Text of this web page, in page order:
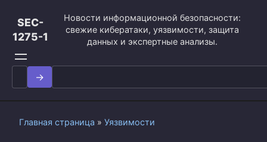
контенту
SEC-
1275-1
Новости информационной безопасности:
свежие кибератаки, уязвимости, защита
данных и экспертные анализы.
Search
for:
Главная страница » Уязвимости